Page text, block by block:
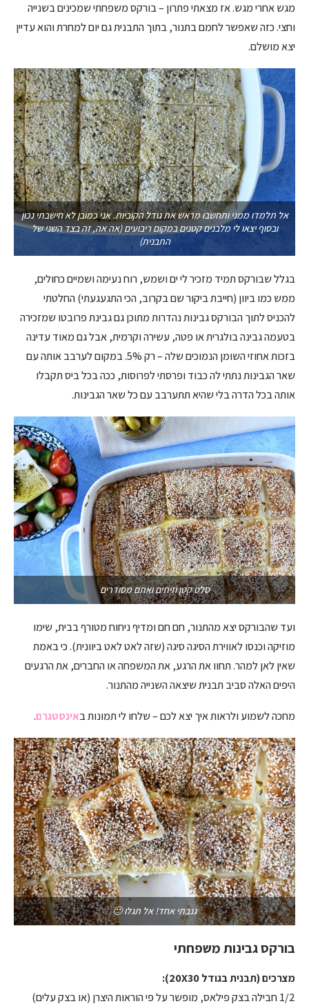
מגש אחרי מגש. אז מצאתי פתרון – בורקס משפחתי שמכינים בשנייה
וחצי. כזה שאפשר לחמם בתנור, בתוך התבנית גם יום למחרת והוא עדיין
יצא מושלם.
אל תלמדו ממני ותחשבו מראש את גודל הקוביות. אני כמובן לא חישבתי נכון
ובסוף יצאו לי מלבנים קטנים במקום ריבועים (אה אה, זה בצד השני של
התבנית)
בגלל שבורקס תמיד מזכיר לי ים ושמש, רוח נעימה ושמיים כחולים,
ממש כמו ביוון (חייבת ביקור שם בקרוב, הכי התגעגעתי) החלטתי
להכניס לתוך הבורקס גבינות נהדרות מתוכן גם גבינת פרובטו שמזכירה
בטעמה גבינה בולגרית או פטה, עשירה וקרמית, אבל גם מאוד עדינה
בזכות אחוזי השומן הנמוכים שלה – רק 5%. במקום לערבב אותה עם
שאר הגבינות נתתי לה כבוד ופרסתי לפרוסות, ככה בכל ביס תקבלו
אותה בכל הדרה בלי שהיא תתערבב עם כל שאר הגבינות.
סלט קטן וזיתים ואתם מסודרים
ועד שהבורקס יצא מהתנור, חם חם ומדיף ניחוח מטורף בבית, שימו
מוזיקה וכנסו לאווירת הסיגה סיגה (שזה לאט לאט ביוונית). כי באמת
שאין לאן למהר. תחוו את הרגע, את המשפחה או החברים, את הרגעים
היפים האלה סביב תבנית שיצאה השנייה מהתנור.
מחכה לשמוע ולראות איך יצא לכם – שלחו לי תמונות באינסטגרם.
גנבתי אחד! אל תגלו 🙂
בורקס גבינות משפחתי
מצרכים (תבנית בגודל 20 X30):
1/2 חבילה בצק פילאס, מופשר על פי הוראות היצרן (או בצק עלים)